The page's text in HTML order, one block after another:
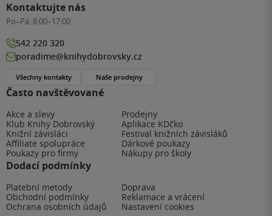
Často navštěvované
Akce a slevy
Prodejny
Klub Knihy Dobrovský
Aplikace KDčko
Knižní závisláci
Festival knižních závisláků
Affiliate spolupráce
Dárkové poukazy
Poukazy pro firmy
Nákupy pro školy
Dodací podmínky
Platební metody
Doprava
Obchodní podmínky
Reklamace a vrácení
Ochrana osobních údajů
Nastavení cookies
Kontaktujte nás
Po–Pá: 8:00–17:00
542 220 320
poradime@knihydobrovsky.cz
Všechny kontakty Naše prodejny